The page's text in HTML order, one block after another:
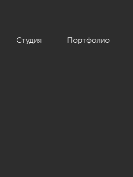
Студия Портфолио